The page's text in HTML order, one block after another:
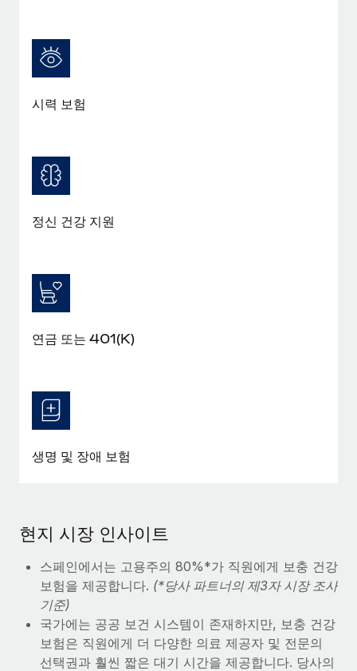
시력 보험
정신 건강 지원
연금 또는 401(K)
생명 및 장애 보험
현지 시장 인사이트
스페인에서는 고용주의 80%*가 직원에게 보충 건강
보험을 제공합니다. (*당사 파트너의 제3자 시장 조사
기준)
국가에는 공공 보건 시스템이 존재하지만, 보충 건강
보험은 직원에게 더 다양한 의료 제공자 및 전문의
선택권과 훨씬 짧은 대기 시간을 제공합니다. 당사의